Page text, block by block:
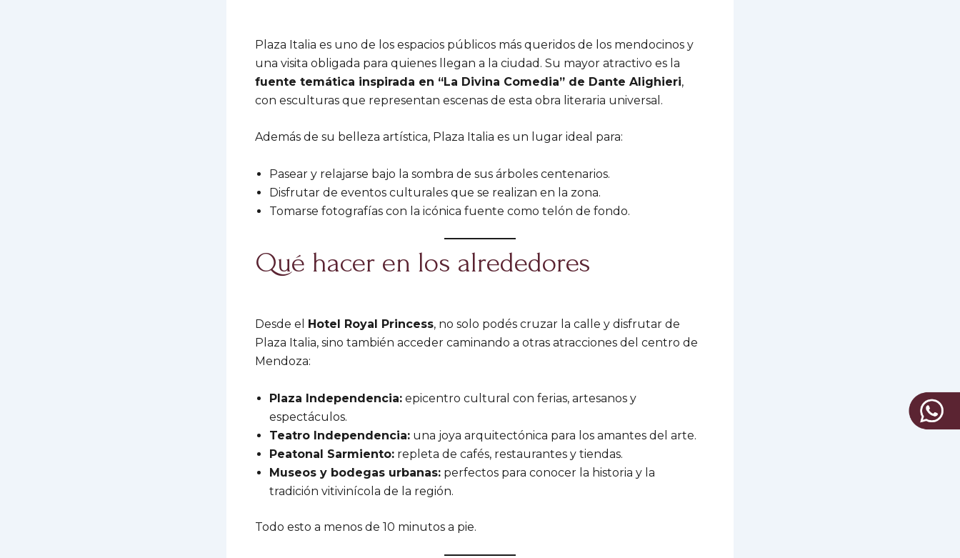
Plaza Italia es uno de los espacios públicos más queridos de los mendocinos y
una visita obligada para quienes llegan a la ciudad. Su mayor atractivo es la
fuente temática inspirada en “La Divina Comedia” de Dante Alighieri,
con esculturas que representan escenas de esta obra literaria universal.
Además de su belleza artística, Plaza Italia es un lugar ideal para:
Pasear y relajarse bajo la sombra de sus árboles centenarios.
Disfrutar de eventos culturales que se realizan en la zona.
Tomarse fotografías con la icónica fuente como telón de fondo.
Qué hacer en los alrededores
Desde el Hotel Royal Princess, no solo podés cruzar la calle y disfrutar de
Plaza Italia, sino también acceder caminando a otras atracciones del centro de
Mendoza:
Plaza Independencia: epicentro cultural con ferias, artesanos y
espectáculos.
Teatro Independencia: una joya arquitectónica para los amantes del arte.
Peatonal Sarmiento: repleta de cafés, restaurantes y tiendas.
Museos y bodegas urbanas: perfectos para conocer la historia y la
tradición vitivinícola de la región.
Todo esto a menos de 10 minutos a pie.